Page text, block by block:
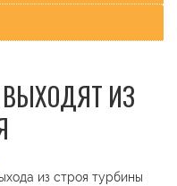
ИЗ
из строя турбины